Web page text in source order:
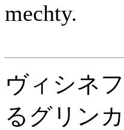
mechty.
ヴィシネ
るグリン